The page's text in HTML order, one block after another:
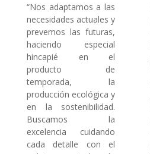
“Nos adaptamos a las
necesidades actuales y
prevemos las futuras,
haciendo especial
hincapié en el
producto de
temporada, la
producción ecológica y
en la sostenibilidad.
Buscamos la
excelencia cuidando
cada detalle con el